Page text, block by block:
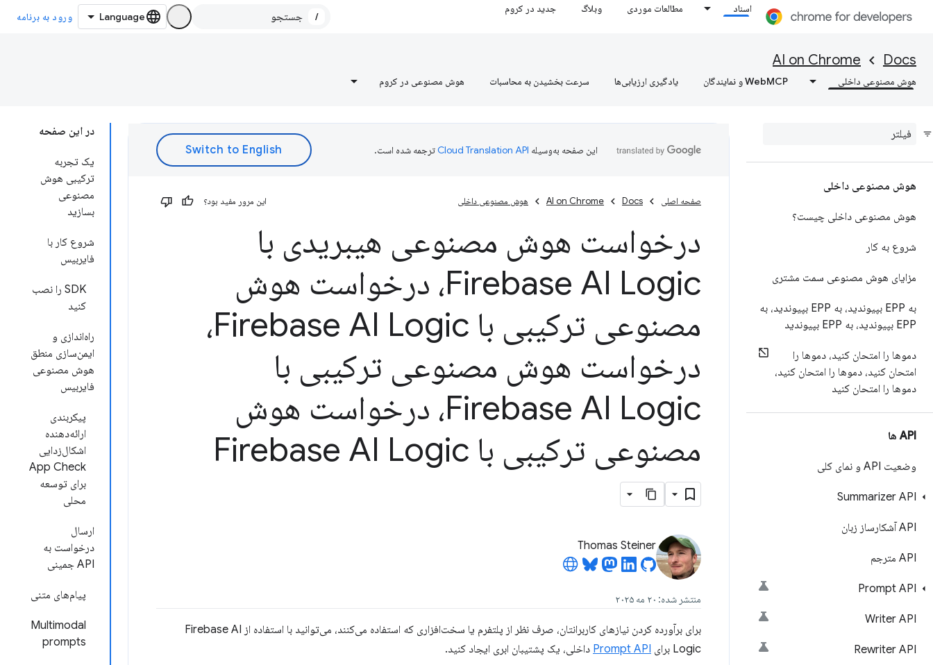
اسناد مطالعات موردی وبلاگ جدید در کروم
/ ورود به برنامه
Docs
AI on Chrome
هوش مصنوعی داخلی WebMCP و نمایندگان یادگیری ارزیابی‌ها سرعت بخشیدن به محاسبات هوش مصنوعی در کروم
هوش مصنوعی داخلی
هوش مصنوعی داخلی چیست؟
شروع به کار
مزایای هوش مصنوعی سمت مشتری
به EPP بپیوندید، به EPP بپیوندید، به
EPP بپیوندید، به EPP بپیوندید
دموها را امتحان کنید، دموها را
امتحان کنید، دموها را امتحان کنید،
دموها را امتحان کنید
API ها
وضعیت API و نمای کلی
Summarizer API
API آشکارساز زبان
API مترجم
Prompt API
Writer API
Rewriter API
در این صفحه
یک تجربه
ترکیبی هوش
مصنوعی
بسازید
شروع کار با
فایربیس
SDK را نصب
کنید
راه‌اندازی و
ایمن‌سازی منطق
هوش مصنوعی
فایربیس
پیکربندی
ارائه‌دهنده
اشکال‌زدایی
App Check
برای توسعه
محلی
ارسال
درخواست به
API جمینی
پیام‌های متنی
Multimodal
prompts
این صفحه به‌وسیله ترجمه شده است.
صفحه اصلی Docs
AI on Chrome هوش مصنوعی داخلی این مرور مفید بود؟
درخواست هوش مصنوعی هیبریدی با
Firebase AI Logic، درخواست هوش
مصنوعی ترکیبی با Firebase AI Logic،
درخواست هوش مصنوعی ترکیبی با
Firebase AI Logic، درخواست هوش
مصنوعی ترکیبی با Firebase AI Logic
Thomas Steiner
منتشر شده: ۲۰ مه ۲۰۲۵
برای برآورده کردن نیازهای کاربرانتان، صرف نظر از پلتفرم یا سخت‌افزاری که استفاده می‌کنند، می‌توانید با استفاده از Firebase AI
Logic برای
Prompt API داخلی، یک پشتیبان ابری ایجاد کنید.